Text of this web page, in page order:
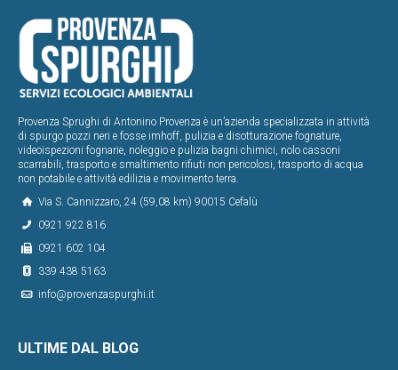
Provenza Sprughi di Antonino Provenza è un’azienda specializzata in attività
di spurgo pozzi neri e fosse imhoff, pulizia e disotturazione fognature,
videoispezioni fognarie, noleggio e pulizia bagni chimici, nolo cassoni
scarrabili, trasporto e smaltimento rifiuti non pericolosi, trasporto di acqua
non potabile e attività edilizia e movimento terra.
Via S. Cannizzaro, 24 (59,08 km) 90015 Cefalù
0921 922 816
0921 602 104
339 438 5163
info@provenzaspurghi.it
ULTIME DAL BLOG